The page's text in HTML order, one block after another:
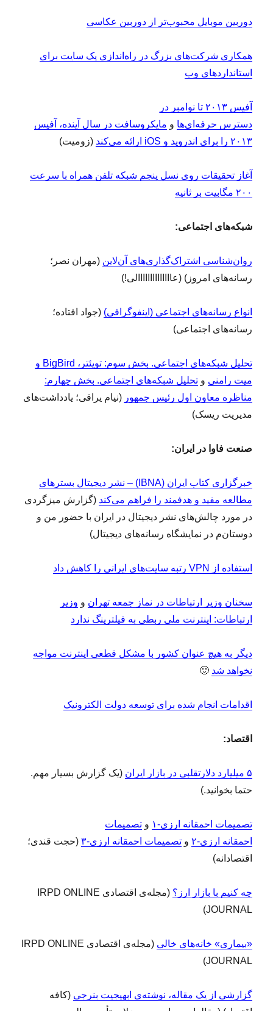
دوربین‌ موبایل محبوب‌تر از دوربین عکاسی
همکاری شرکت‌های بزرگ در راه‌اندازی یک سایت برای
استانداردهای وب
آفیس ۲۰۱۳ تا نوامبر در
دسترس حرفه‌ای‌ها و مایکروسافت در سال آینده، آفیس
۲۰۱۳ را برای اندروید و iOS ارائه می‌کند
(زومیت)
آغاز تحقیقات روی نسل پنجم شبکه تلفن همراه با سرعت
۲۰۰ مگابیت بر ثانیه
شبکه‌های اجتماعی:
روان‌شناسی اشتراک‌گذاری‌های آن‌لاین (مهران نصر؛
رسانه‌های امروز) (عاااااااااااااالی!)
انواع رسانه‌های اجتماعی (اینفوگرافی) (جواد افتاده؛
رسانه‌های اجتماعی)
تحلیل شبکه‌های اجتماعی. بخش سوم: تویئتر، BigBird و
میت رامنی وتحلیل شبکه‌های اجتماعی. بخش چهارم:
مناظره معاون اول رئیس جمهور (نیام یراقی؛ یادداشت‌های
مدیریت ریسک)
صنعت فاوا در ایران:
خبرگزاری کتاب ایران (IBNA) – نشر دیجیتال بسترهای
مطالعه مفید و هدفمند را فراهم می‌کند (گزارش میزگردی
در مورد چالش‌های نشر دیجیتال در ایران با حضور من و
دوستان‌م در نمایشگاه رسانه‌های دیجیتال)
استفاده از VPN رتبه سایت‌های ایرانی را کاهش داد
سخنان وزیر ارتباطات در نماز جمعه تهران و وزیر
ارتباطات: اینترنت ملی ربطی به فیلترینگ ندارد
دیگر به هیچ عنوان کشور با مشکل قطعی اینترنت مواجه
نخواهد شد 🙂
اقدامات انجام شده برای توسعه دولت الکترونیک
اقتصاد:
۵ میلیارد دلارتقلبی در بازار ایران
(یک گزارش بسیار مهم.
حتما بخوانید.)
تصمیمات احمقانه ارزی-۱ وتصمیمات
احمقانه ارزی-۲
وتصمیمات احمقانه ارزی-۳
(حجت قندی؛
اقتصادانه)
چه کنیم با بازار ارز؟
(مجله‌ی اقتصادی IRPD ONLINE
JOURNAL)
«بیماری» خانه‌های خالی
(مجله‌ی اقتصادی IRPD ONLINE
JOURNAL)
گزارشی از یک مقاله، نوشته‌ی ابهیجیت بنرجی (کافه